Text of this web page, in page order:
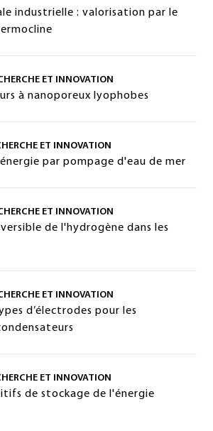
industrielle : valorisation par le
ET INNOVATION
à nanoporeux lyophobes
ET INNOVATION
par pompage d'eau de mer
ET INNOVATION
de l'hydrogène dans les
ET INNOVATION
d’électrodes pour les
ET INNOVATION
de stockage de l'énergie